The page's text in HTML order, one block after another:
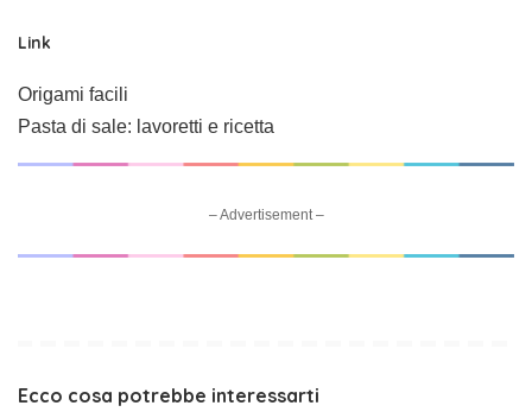
Link
Origami facili
Pasta di sale: lavoretti e ricetta
– Advertisement –
Ecco cosa potrebbe interessarti